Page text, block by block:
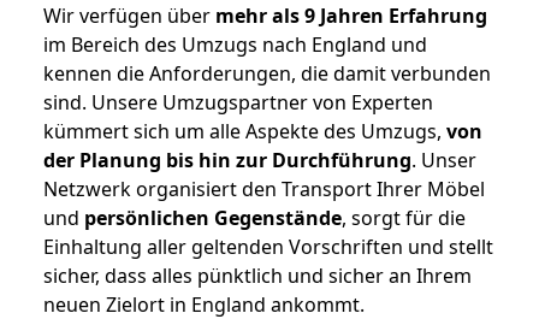
Wir verfügen über mehr als 9 Jahren Erfahrung
im Bereich des Umzugs nach England und
kennen die Anforderungen, die damit verbunden
sind. Unsere Umzugspartner von Experten
kümmert sich um alle Aspekte des Umzugs, von
der Planung bis hin zur Durchführung. Unser
Netzwerk organisiert den Transport Ihrer Möbel
und persönlichen Gegenstände, sorgt für die
Einhaltung aller geltenden Vorschriften und stellt
sicher, dass alles pünktlich und sicher an Ihrem
neuen Zielort in England ankommt.